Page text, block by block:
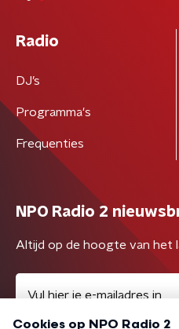
Radio
DJ’s
Programma's
Frequenties
NPO Radio 2
Altijd op de hoogte van het